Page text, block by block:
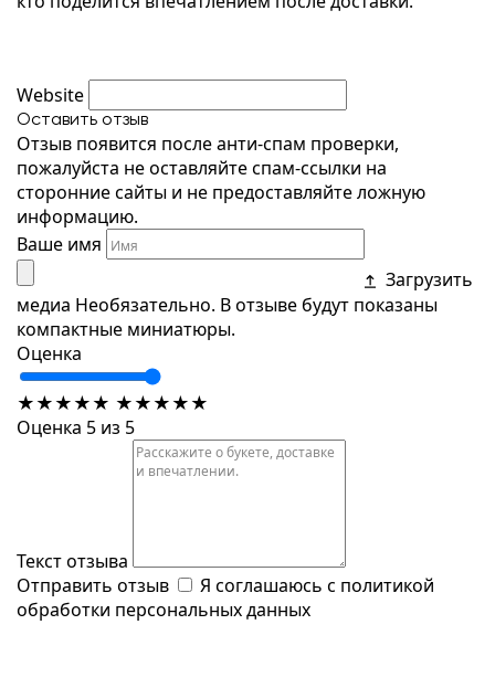
Website
Оставить отзыв
Отзыв появится после анти-спам проверки,
пожалуйста не оставляйте спам-ссылки на
сторонние сайты и не предоставляйте ложную
информацию.
Ваше имя
Загрузить
медиа Необязательно. В отзыве будут показаны
компактные миниатюры.
Оценка
★★★★★ ★★★★★
Оценка 5 из 5
Текст отзыва
Отправить отзыв
Я соглашаюсь с политикой
обработки персональных данных